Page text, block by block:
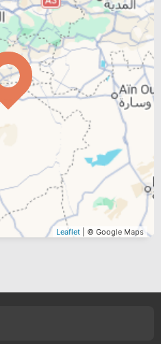
Leaflet | © Google Maps